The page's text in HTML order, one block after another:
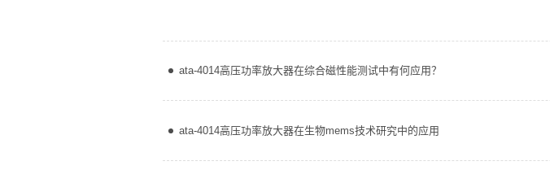
ata-4014高压功率放大器在综合磁性能测试中有何应用？
ata-4014高压功率放大器在生物mems技术研究中的应用